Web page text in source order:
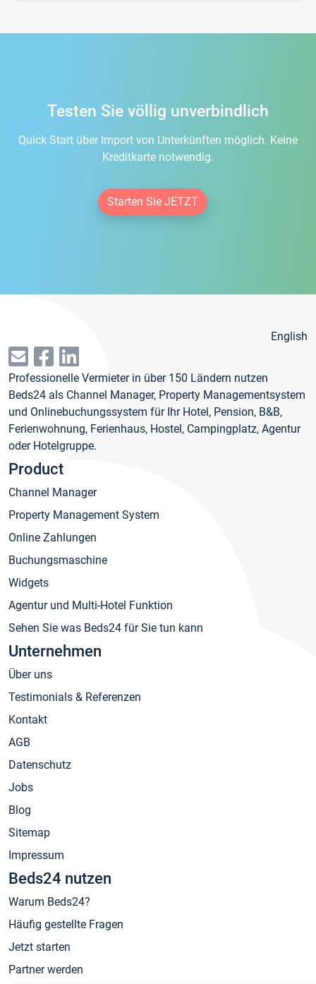
Testen Sie völlig unverbindlich
Quick Start über Import von Unterkünften möglich. Keine
Kreditkarte notwendig.
Starten Sie JETZT
English
Professionelle Vermieter in über 150 Ländern nutzen
Beds24 als Channel Manager, Property Managementsystem
und Onlinebuchungssystem für Ihr Hotel, Pension, B&B,
Ferienwohnung, Ferienhaus, Hostel, Campingplatz, Agentur
oder Hotelgruppe.
Product
Channel Manager
Property Management System
Online Zahlungen
Buchungsmaschine
Widgets
Agentur und Multi-Hotel Funktion
Sehen Sie was Beds24 für Sie tun kann
Unternehmen
Über uns
Testimonials & Referenzen
Kontakt
AGB
Datenschutz
Jobs
Blog
Sitemap
Impressum
Beds24 nutzen
Warum Beds24?
Häufig gestellte Fragen
Jetzt starten
Partner werden